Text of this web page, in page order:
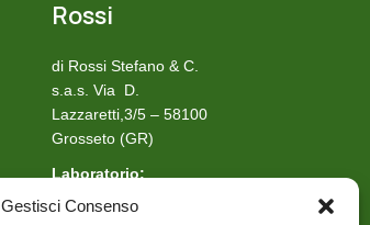
Gestisci Consenso
Rossi
di Rossi Stefano & C.
s.a.s. Via D.
Lazzaretti,3/5 – 58100
Grosseto (GR)
Laboratorio:
(+39) 0564 20459